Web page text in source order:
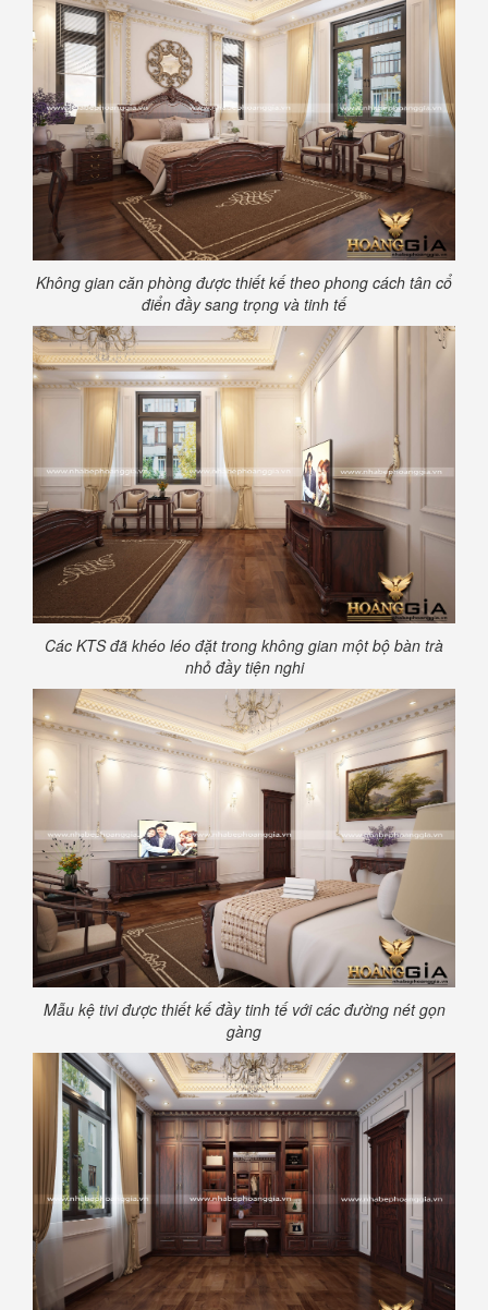
Không gian căn phòng được thiết kế theo phong cách tân cổ
điển đầy sang trọng và tinh tế
Các KTS đã khéo léo đặt trong không gian một bộ bàn trà
nhỏ đầy tiện nghi
Mẫu kệ tivi được thiết kế đầy tinh tế với các đường nét gọn
gàng